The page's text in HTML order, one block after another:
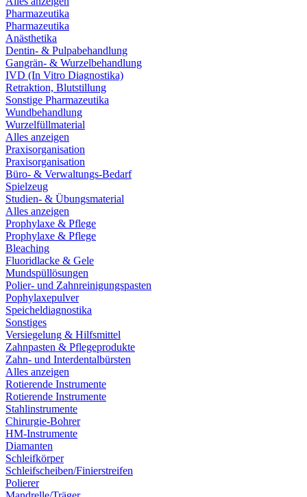
Pharmazeutika
Pharmazeutika
Anästhetika
Dentin- & Pulpabehandlung
Gangrän- & Wurzelbehandlung
IVD (In Vitro Diagnostika)
Retraktion, Blutstillung
Sonstige Pharmazeutika
Wundbehandlung
Wurzelfüllmaterial
Alles anzeigen
Praxisorganisation
Praxisorganisation
Büro- & Verwaltungs-Bedarf
Spielzeug
Studien- & Übungsmaterial
Alles anzeigen
Prophylaxe & Pflege
Prophylaxe & Pflege
Bleaching
Fluoridlacke & Gele
Mundspüllösungen
Polier- und Zahnreinigungspasten
Pophylaxepulver
Speicheldiagnostika
Sonstiges
Versiegelung & Hilfsmittel
Zahnpasten & Pflegeprodukte
Zahn- und Interdentalbürsten
Alles anzeigen
Rotierende Instrumente
Rotierende Instrumente
Stahlinstrumente
Chirurgie-Bohrer
HM-Instrumente
Diamanten
Schleifkörper
Schleifscheiben/Finierstreifen
Polierer